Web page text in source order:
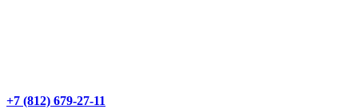
+7 (812) 679-27-11